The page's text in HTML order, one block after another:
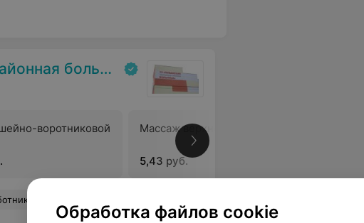
больница
воротниковой
Массаж верхней конечности
5,43 руб.
позвоночнике. Приехали очень быстро, сделали укол, кардиограмму сердца, измеряли давление и присутствовали пока не стало легче.Спасибо за чуткое отношение к больному.
Обработка файлов cookie